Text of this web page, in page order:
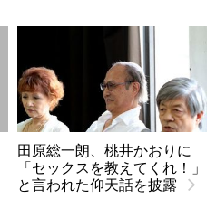
田原総一朗、桃井かおりに
「セックスを教えてくれ！」
と言われた仰天話を披露